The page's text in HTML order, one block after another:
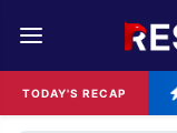
TODAY'S RECAP
REDAKSI
RESOLUSI